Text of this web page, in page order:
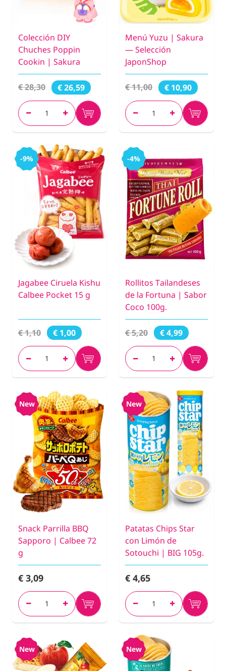
Colección DIY
Chuches Poppin
Cookin | Sakura
€ 28,30 € 26,59
Menú Yuzu | Sakura
— Selección
JaponShop
€ 11,00 € 10,90
-9%
Jagabee Ciruela Kishu
Calbee Pocket 15 g
€ 1,10 € 1,00
-4%
Rollitos Tailandeses
de la Fortuna | Sabor
Coco 100g.
€ 5,20 € 4,99
New
Snack Parrilla BBQ
Sapporo | Calbee 72
g
€ 3,09
New
Patatas Chips Star
con Limón de
Sotouchi | BIG 105g.
€ 4,65
New New